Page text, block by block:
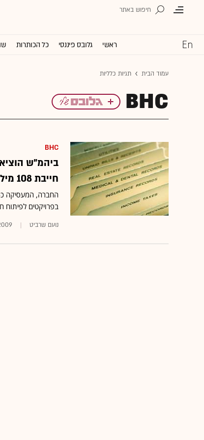
ראשי גלובס פיננסי כל הכותרות
עמוד הבית תגיות כלליות
BHC
BHC
ביהמ"ש
חייבת 108 מיליון שקל
בפרויקטים לפיתוח
נועם שרביט